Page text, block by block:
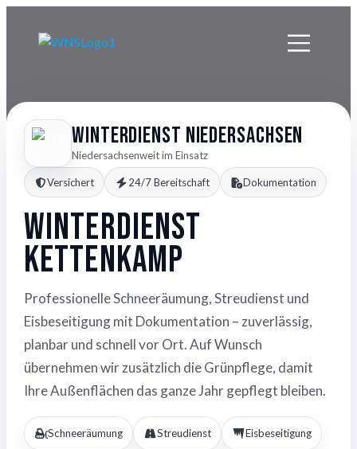
Winterdienst Niedersachsen
Niedersachsenweit im Einsatz
Versichert 24/7 Bereitschaft Dokumentation
Winterdienst
Kettenkamp
Professionelle Schneeräumung, Streudienst und
Eisbeseitigung mit Dokumentation – zuverlässig,
planbar und schnell vor Ort. Auf Wunsch
übernehmen wir zusätzlich die Grünpflege, damit
Ihre Außenflächen das ganze Jahr gepflegt bleiben.
Schneeräumung Streudienst Eisbeseitigung